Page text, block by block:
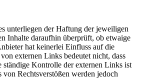
unterliegen der Haftung der jeweiligen
Inhalte daraufhin überprüft, ob etwaige
hat keinerlei Einfluss auf die
externen Links bedeutet nicht, dass
Kontrolle der externen Links ist
Rechtsverstößen werden jedoch